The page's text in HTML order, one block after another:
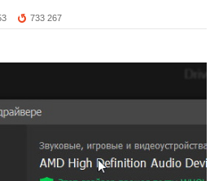
733 267